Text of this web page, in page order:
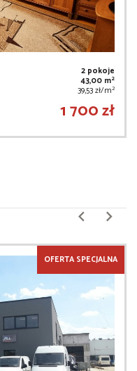
2 pokoje
43,00 m2
39,53 zł/m2
1 700 zł
OFERTA SPECJALNA